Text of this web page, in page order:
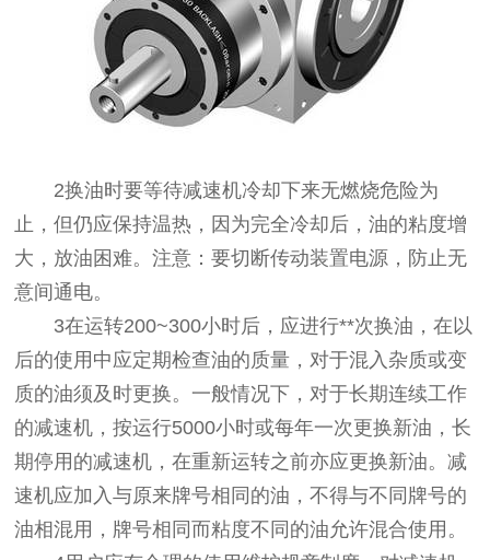
2换油时要等待减速机冷却下来无燃烧危险为
止，但仍应保持温热，因为完全冷却后，油的粘度增
大，放油困难。注意：要切断传动装置电源，防止无
意间通电。
3在运转200~300小时后，应进行**次换油，在以
后的使用中应定期检查油的质量，对于混入杂质或变
质的油须及时更换。一般情况下，对于长期连续工作
的减速机，按运行5000小时或每年一次更换新油，长
期停用的减速机，在重新运转之前亦应更换新油。减
速机应加入与原来牌号相同的油，不得与不同牌号的
油相混用，牌号相同而粘度不同的油允许混合使用。